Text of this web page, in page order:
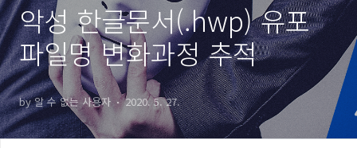
악성 한글문서(.hwp) 유포
파일명 변화과정 추적
by 알 수 없는 사용자 2020. 5. 27.